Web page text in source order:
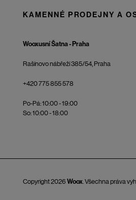
KAMENNÉ PRODEJNY A
Wooxusní Šatna - Praha
Rašínovo nábřeží 385/54, Praha
+420 775 855 578
Po-Pá: 10:00 - 19:00
So: 10:00 - 18:00
Copyright 2026 Woox. Všechna práva